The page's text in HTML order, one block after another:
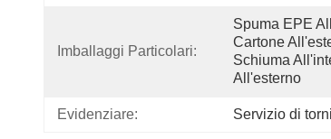
Imballaggi Particolari:
Spuma EPE
Cartone
Schiuma
All'esterno
Evidenziare: Servizio di